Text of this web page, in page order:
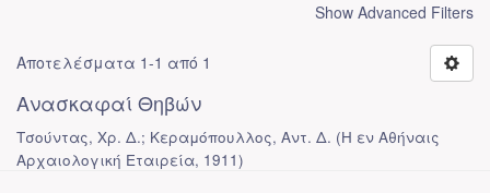
Show Advanced Filters
Αποτελέσματα 1-1 από 1
Ανασκαφαί Θηβών
Τσούντας, Χρ. Δ.; Κεραμόπουλλος, Αντ. Δ. (Η εν Αθήναις
Αρχαιολογική Εταιρεία, 1911)